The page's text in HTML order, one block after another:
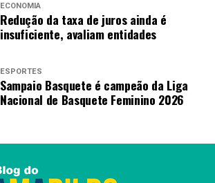
ECONOMIA
Redução da taxa de juros ainda é
insuficiente, avaliam entidades
ESPORTES
Sampaio Basquete é campeão da Liga
Nacional de Basquete Feminino 2026